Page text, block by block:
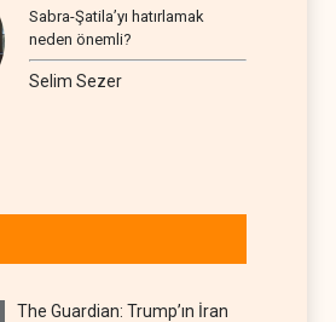
Sabra-Şatila’yı hatırlamak
neden önemli?
Selim Sezer
The Guardian: Trump’ın İran